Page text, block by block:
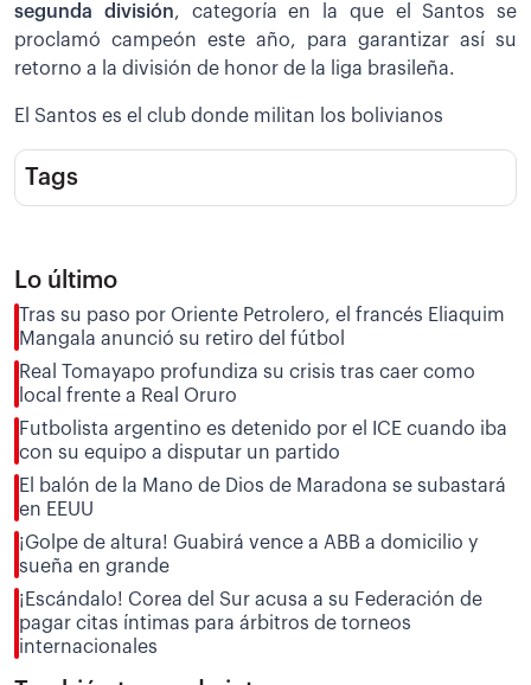
segunda división, categoría en la que el Santos se
proclamó campeón este año, para garantizar así su
retorno a la división de honor de la liga brasileña.
El Santos es el club donde militan los bolivianos
Tags
Lo último
Tras su paso por Oriente Petrolero, el francés Eliaquim
Mangala anunció su retiro del fútbol
Real Tomayapo profundiza su crisis tras caer como
local frente a Real Oruro
Futbolista argentino es detenido por el ICE cuando iba
con su equipo a disputar un partido
El balón de la Mano de Dios de Maradona se subastará
en EEUU
¡Golpe de altura! Guabirá vence a ABB a domicilio y
sueña en grande
¡Escándalo! Corea del Sur acusa a su Federación de
pagar citas íntimas para árbitros de torneos
internacionales